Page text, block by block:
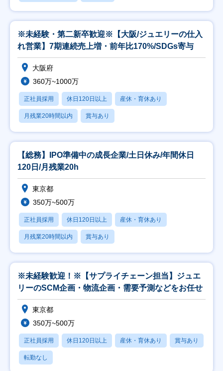
※未経験・第二新卒歓迎※【大阪/ジュエリーの仕入
れ営業】7期連続売上増・前年比170%/SDGs寄与
大阪府
360万~1000万
正社員採用 休日120日以上 産休・育休あり
月残業20時間以内 賞与あり
【総務】IPO準備中の成長企業/土日休み/年間休日
120日/月残業20h
東京都
350万~500万
正社員採用 休日120日以上 産休・育休あり
月残業20時間以内 賞与あり
※未経験歓迎！※【サプライチェーン担当】ジュエ
リーのSCM企画・物流企画・需要予測などをお任せ
東京都
350万~500万
正社員採用 休日120日以上 産休・育休あり 賞与あり
転勤なし